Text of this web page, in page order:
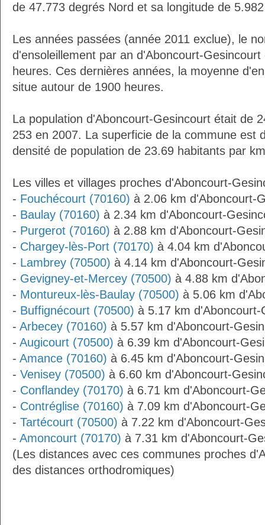
de 47.773 degrés Nord et sa longitude de
Les années passées (année 2011 exclue), le
d'ensoleillement par an d'Aboncourt-
heures. Ces dernières années, la moyenne
situe autour de 1900 heures.
La population d'Aboncourt-Gesincourt était de
253 en 2007. La superficie de la commune est
densité de population de 23.69 habitants par
Les villes et villages proches d'Aboncourt-
- Fouchécourt (70160) à 2.06 km d'Aboncourt-
- Baulay (70160) à 2.34 km d'Aboncourt-
- Purgerot (70160) à 2.88 km d'Aboncourt-
- Chargey-lès-Port (70170) à 4.04 km
- Lambrey (70500) à 4.14 km d'Aboncourt-
- Gevigney-et-Mercey (70500) à 4.88 km
- Montureux-lès-Baulay (70500) à 5.06 km
- Buffignécourt (70500) à 5.17 km d'Aboncourt-
- Arbecey (70160) à 5.57 km d'Aboncourt-
- Augicourt (70500) à 6.39 km d'Aboncourt-
- Amance (70160) à 6.45 km d'Aboncourt-
- Venisey (70500) à 6.60 km d'Aboncourt-
- Conflandey (70170) à 6.71 km d'Aboncourt-
- Contréglise (70160) à 7.09 km d'Aboncourt-
- Tartécourt (70500) à 7.22 km d'Aboncourt-
- Amoncourt (70170) à 7.31 km d'Aboncourt-
(Les distances avec ces communes proches
des distances orthodromiques)